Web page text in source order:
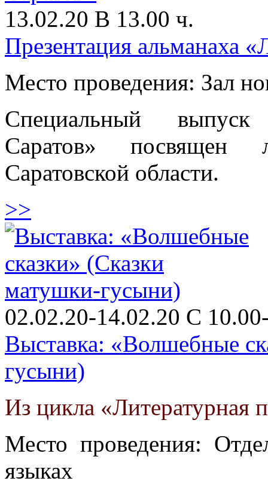
13.02.20 В 13.00 ч.
Презентация альманаха
Место проведения: Зал
Специальный выпуск
Саратов» посвящен
Саратовской области.
>>
02.02.20-14.02.20 C
Выставка: «Волшебные
гусыни)
Из цикла «Литературная
Место проведения:
языках